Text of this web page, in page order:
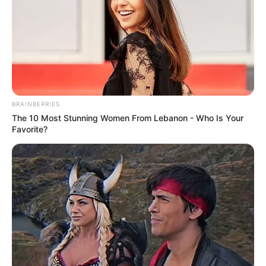
Tatiane Martins de Souza
“Ola! Meu nome é Tatiane Martins de Souza moro
em Franca – São Paulo.
Trabalho com artesanato fazem 8 anos comecei
BRAINBERRIES
The 10 Most Stunning Women From Lebanon - Who Is Your
Favorite?